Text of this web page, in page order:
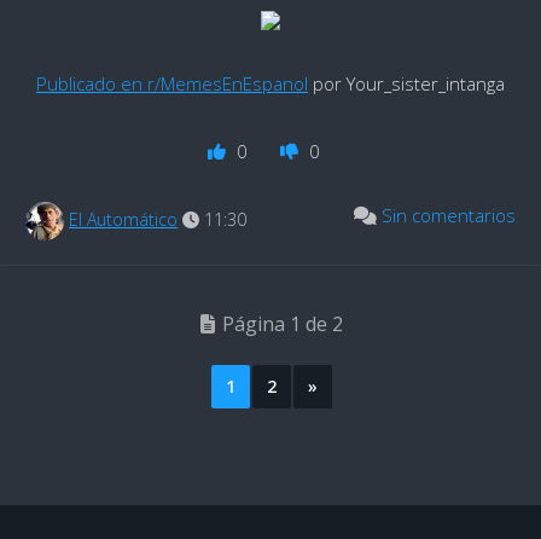
Publicado en r/MemesEnEspanol por Your_sister_intanga
0 0
El Automático 11:30 Sin comentarios
Página 1 de 2
1 2 »